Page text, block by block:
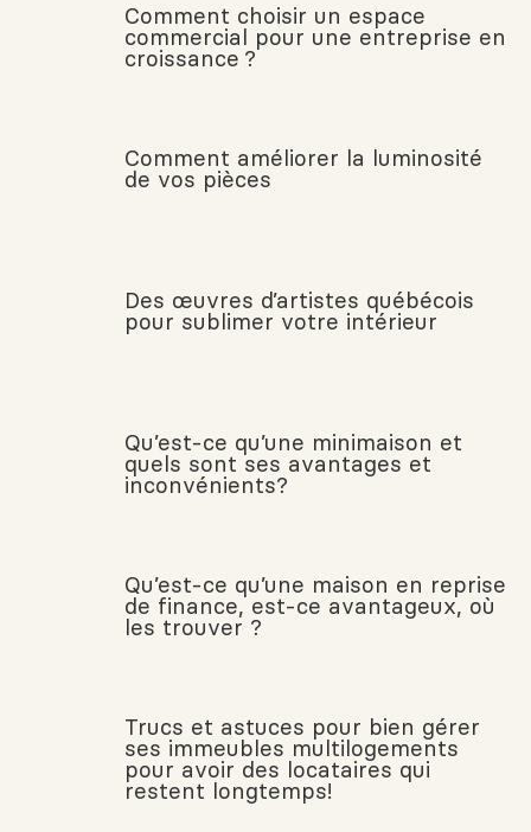
Comment choisir un espace
commercial pour une entreprise en
croissance ?
Comment améliorer la luminosité
de vos pièces
Des œuvres d’artistes québécois
pour sublimer votre intérieur
Qu’est-ce qu’une minimaison et
quels sont ses avantages et
inconvénients?
Qu’est-ce qu’une maison en reprise
de finance, est-ce avantageux, où
les trouver ?
Trucs et astuces pour bien gérer
ses immeubles multilogements
pour avoir des locataires qui
restent longtemps!